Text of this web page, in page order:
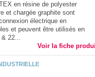
en résine de polyester
et chargée graphite sont
électrique en
et peuvent être utilisés en
22...
Voir la fiche